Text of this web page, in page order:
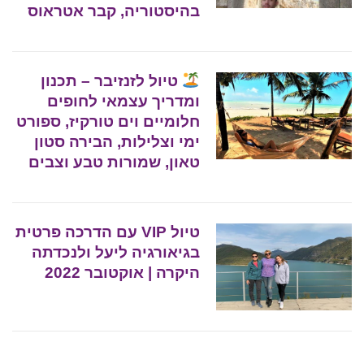
בהיסטוריה, קבר אטראוס
טיול לזנזיבר – תכנון
ומדריך עצמאי לחופים
חלומיים וים טורקיז, ספורט
ימי וצלילות, הבירה סטון
טאון, שמורות טבע וצבים
טיול VIP עם הדרכה פרטית
בגיאורגיה ליעל ולנכדתה
היקרה | אוקטובר 2022